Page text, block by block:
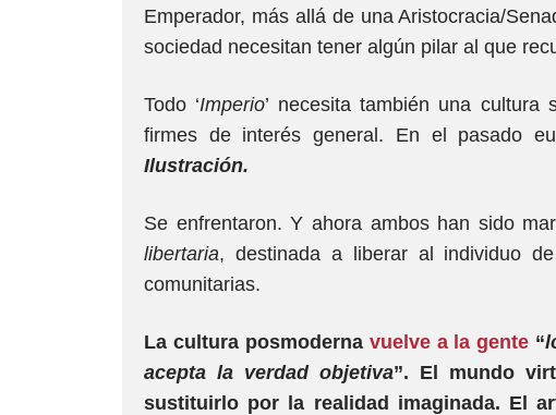
Emperador, más allá de una Aristocracia/
sociedad necesitan tener algún pilar al que
Todo ‘Imperio’ necesita también una cultura
firmes de interés general. En el pasado
Ilustración.
Se enfrentaron. Y ahora ambos han sido
libertaria, destinada a liberar al individuo
comunitarias.
La cultura posmoderna vuelve a la gente “
acepta la verdad objetiva”. El mundo
sustituirlo por la realidad imaginada. El